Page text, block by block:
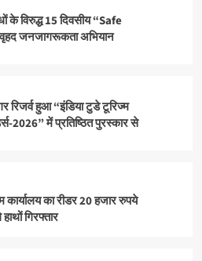
के विरुद्ध 15 दिवसीय “Safe
जनजागरूकता अभियान
रिजर्व हुआ “इंडिया टुडे टूरिज्म
2026” में प्रतिष्ठित पुरस्कार से
कार्यालय का रीडर 20 हजार रुपये
गिरफ्तार